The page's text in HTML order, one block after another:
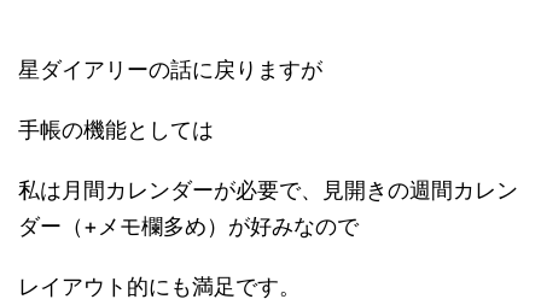
星ダイアリーの話に戻りますが
手帳の機能としては
私は月間カレンダーが必要で、見開きの週間カレン
ダー（+メモ欄多め）が好みなので
レイアウト的にも満足です。